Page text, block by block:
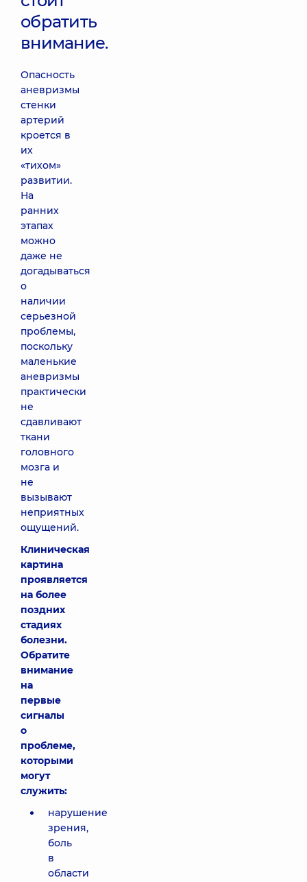
обратить
внимание.
Опасность
аневризмы
стенки
артерий
кроется в
их
«тихом»
развитии.
На
ранних
этапах
можно
даже не
догадываться
о
наличии
серьезной
проблемы,
поскольку
маленькие
аневризмы
практически
не
сдавливают
ткани
головного
мозга и
не
вызывают
неприятных
ощущений.
Клиническая
картина
проявляется
на более
поздних
стадиях
болезни.
Обратите
внимание
на
первые
сигналы
о
проблеме,
которыми
могут
служить:
нарушение
зрения,
боль
в
области